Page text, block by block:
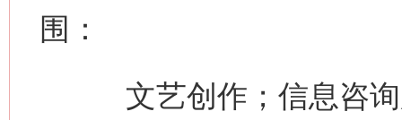
围：
文艺创作；信息咨询